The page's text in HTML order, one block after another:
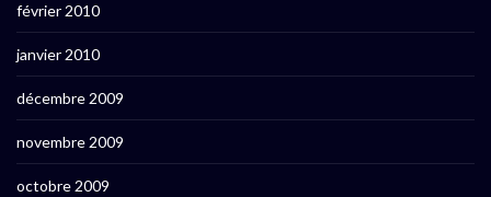
février 2010
janvier 2010
décembre 2009
novembre 2009
octobre 2009